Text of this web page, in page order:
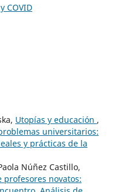
COVID
Utopías y educación ,
universitarios:
y prácticas de la
Núñez Castillo,
profesores novatos: